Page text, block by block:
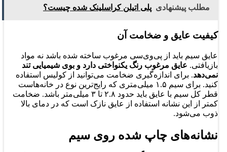
مطلب پیشنهادی پلی اتیلن کراسلینک شده چیست؟
کیفیت عایق و ضخامت آن
عایق سیم باید از پی‌وی‌سی مرغوب ساخته شده باشد نه مواد
بازیافتی. عایق مرغوب رنگ یکنواختی دارد و بوی شیمیایی تند
نمی‌دهد. برای اندازه‌گیری ضخامت می‌توانید از کولیس استفاده
کنید. برای سیم ۱.۵ میلی‌متری که رایج‌ترین نوع در خانه‌هاست
قطر کل سیم با عایق باید حدود ۲.۸ تا ۳ میلی‌متر باشد. ضخامت
کمتر از این نشانه استفاده از عایق نازک است که در دمای بالا
ذوب می‌شود.
نشانه‌های چاپ شده روی سیم